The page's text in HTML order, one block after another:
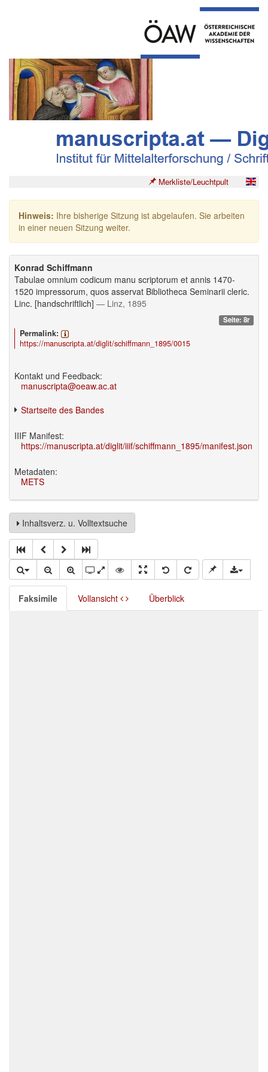
Merkliste/Leuchtpult
Hinweis: Ihre bisherige Sitzung ist abgelaufen. Sie arbeiten
in einer neuen Sitzung weiter.
Konrad Schiffmann
Tabulae omnium codicum manu scriptorum et annis 1470-
1520 impressorum, quos asservat Bibliotheca Seminarii cleric.
Linc. [handschriftlich] — Linz, 1895
Seite: 8r
Permalink:
https://manuscripta.at/diglit/schiffmann_1895/0015
Kontakt und Feedback:
manuscripta@oeaw.ac.at
Startseite des Bandes
IIIF Manifest:
https://manuscripta.at/diglit/iiif/schiffmann_1895/manifest.json
Metadaten:
METS
Inhaltsverz. u. Volltextsuche
Faksimile Vollansicht Überblick